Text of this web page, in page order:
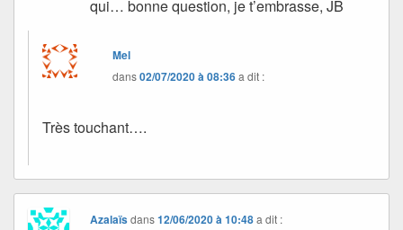
qui… bonne question, je t’embrasse, JB
Mel
dans02/07/2020 à 08:36a dit :
Très touchant….
Azalaïsdans12/06/2020 à 10:48 a dit :